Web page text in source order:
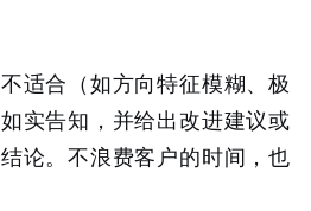
适合（如方向特征模糊、极
实告知，并给出改进建议或
论。不浪费客户的时间，也